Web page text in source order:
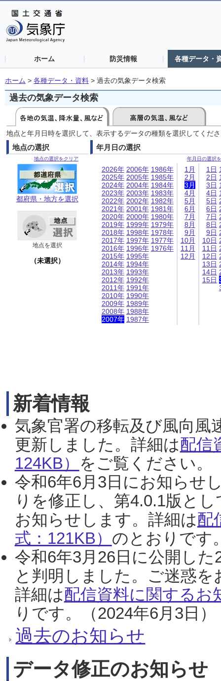
ホーム 防災情報 各種データ・
ホーム > 各種データ・資料 > 過去の気象データ検索
過去の気象データ検索
地点と年月日時を選択して、表示するデータの種類を選択してくだ
地点の選択
地点の選択をクリア
都府県・地方を選択
地点を選択
（未選択）
年月日の選択
年月日の選択
2026年
2025年
2024年
2023年
2022年
2021年
2020年
2019年
2018年
2017年
2016年
2015年
2014年
2013年
2012年
2011年
2010年
2009年
2008年
2007年
2006年
2005年
2004年
2003年
2002年
2001年
2000年
1999年
1998年
1997年
1996年
1995年
1994年
1993年
1992年
1991年
1990年
1989年
1988年
1987年
1986年
1985年
1984年
1983年
1982年
1981年
1980年
1979年
1978年
1977年
1976年
1月
2月
3月
4月
5月
6月
7月
8月
9月
10月
11月
12月
1日
2日
3日
4日
5日
6日
7日
8日
9日
10日
11日
12日
13日
14日
15日
新着情報
気象官署の移転及び風向風
更新しました。詳細は配信
124KB） をご覧ください。
令和6年6月3日にお知らせ
りを修正し、第4.0.1版と
お知らせします。詳細は配
式：121KB） のとおりです
令和6年3月26日に公開し
と判明しました。ご迷惑
詳細は配信資料に関するお
りです。（2024年6月3日）
過去のお知らせ
データ修正のお知らせ